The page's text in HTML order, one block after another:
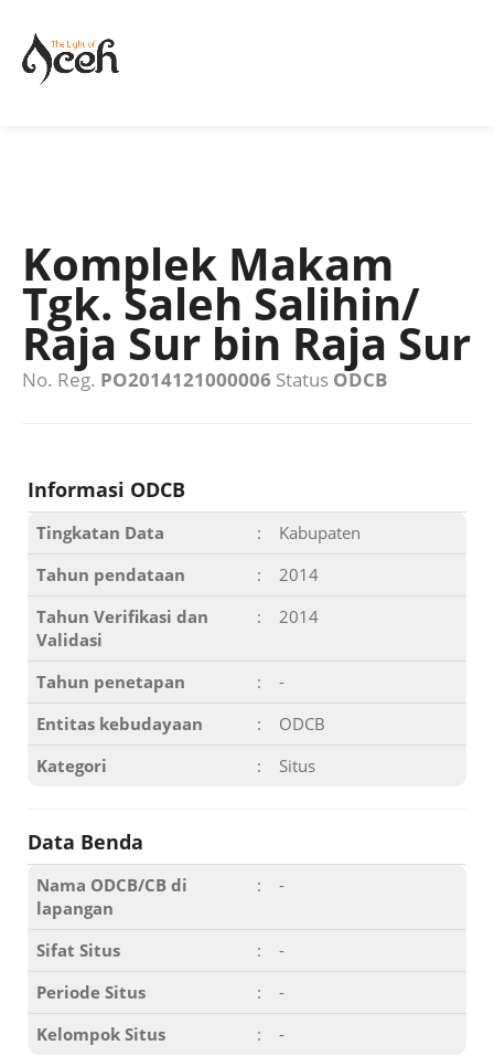
Komplek Makam
Tgk. Saleh Salihin/
Raja Sur bin Raja Sur
No. Reg. PO2014121000006 Status ODCB
Informasi ODCB
Tingkatan Data :
Kabupaten
Tahun pendataan
:
2014
Tahun Verifikasi dan
Validasi
: 2014
Tahun penetapan :
-
Entitas kebudayaan
:
ODCB
Kategori
: Situs
Data Benda
Nama ODCB/CB di
lapangan
: -
Sifat Situs :
-
Periode Situs
:
-
Kelompok Situs
: -